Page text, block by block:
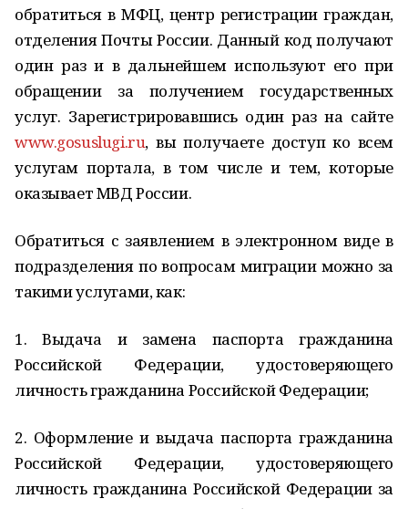
обратиться в МФЦ, центр регистрации граждан,
отделения Почты России. Данный код получают
один раз и в дальнейшем используют его при
обращении за получением государственных
услуг. Зарегистрировавшись один раз на сайте
www.gosuslugi.ru, вы получаете доступ ко всем
услугам портала, в том числе и тем, которые
оказывает МВД России.
Обратиться с заявлением в электронном виде в
подразделения по вопросам миграции можно за
такими услугами, как:
1. Выдача и замена паспорта гражданина
Российской Федерации, удостоверяющего
личность гражданина Российской Федерации;
2. Оформление и выдача паспорта гражданина
Российской Федерации, удостоверяющего
личность гражданина Российской Федерации за